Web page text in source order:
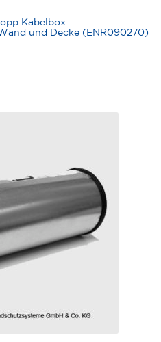
Kabelbox
und Decke (ENR090270)